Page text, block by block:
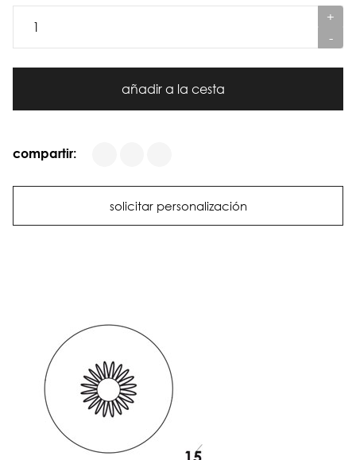
+
-
añadir a la cesta
compartir:
solicitar personalización